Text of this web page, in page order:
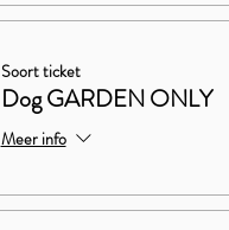
Soort ticket
Dog GARDEN ONLY
Meer info